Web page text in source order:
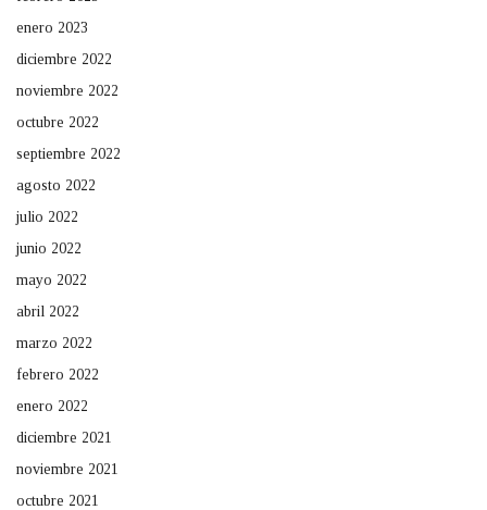
enero 2023
diciembre 2022
noviembre 2022
octubre 2022
septiembre 2022
agosto 2022
julio 2022
junio 2022
mayo 2022
abril 2022
marzo 2022
febrero 2022
enero 2022
diciembre 2021
noviembre 2021
octubre 2021